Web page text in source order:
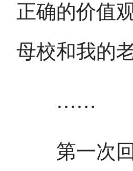
正确的价值
母校和我的
……
第一次回